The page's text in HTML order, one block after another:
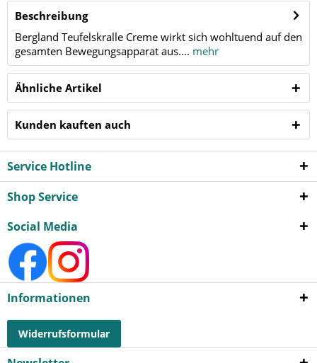
Beschreibung
Bergland Teufelskralle Creme wirkt sich wohltuend auf den
gesamten Bewegungsapparat aus.... mehr
Ähnliche Artikel
Kunden kauften auch
Service Hotline
Shop Service
Social Media
Informationen
Widerrufsformular